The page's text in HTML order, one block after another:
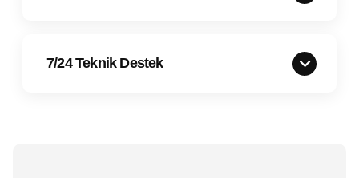
7/24 Teknik Destek